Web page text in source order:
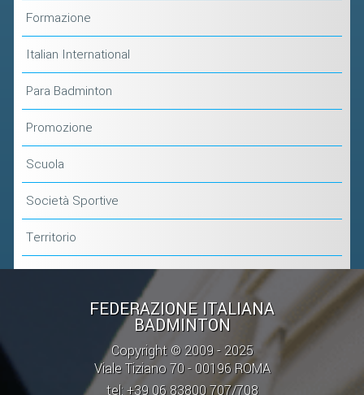
Formazione
Italian International
Para Badminton
Promozione
Scuola
Società Sportive
Territorio
FEDERAZIONE ITALIANA
BADMINTON
Copyright © 2009 - 2025
Viale Tiziano 70 - 00196 ROMA
tel: +39 06 83800 707/708